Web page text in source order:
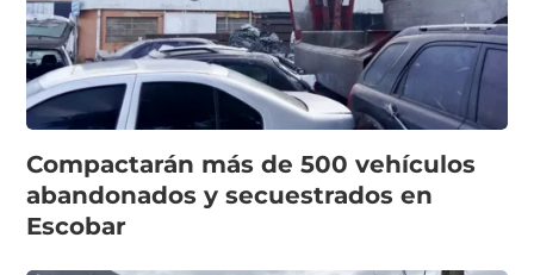
Compactarán más de 500 vehículos
abandonados y secuestrados en
Escobar